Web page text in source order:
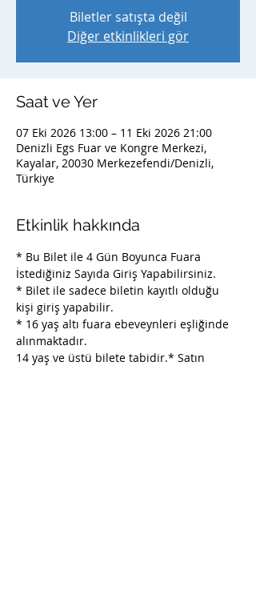
Biletler satışta değil
Diğer etkinlikleri gör
Saat ve Yer
07 Eki 2026 13:00 – 11 Eki 2026 21:00
Denizli Egs Fuar ve Kongre Merkezi,
Kayalar, 20030 Merkezefendi/Denizli,
Türkiye
Etkinlik hakkında
* Bu Bilet ile 4 Gün Boyunca Fuara
İstediğiniz Sayıda Giriş Yapabilirsiniz.
* Bilet ile sadece biletin kayıtlı olduğu
kişi giriş yapabilir.
* 16 yaş altı fuara ebeveynleri eşliğinde
alınmaktadır.
14 yaş ve üstü bilete tabidir.* Satın